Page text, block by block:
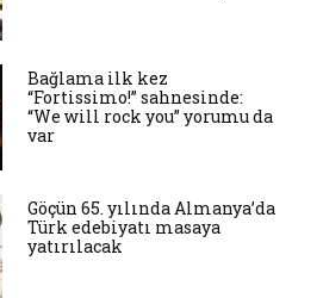
Bağlama ilk kez
“Fortissimo!” sahnesinde:
“We will rock you” yorumu da
var
Göçün 65. yılında Almanya’da
Türk edebiyatı masaya
yatırılacak